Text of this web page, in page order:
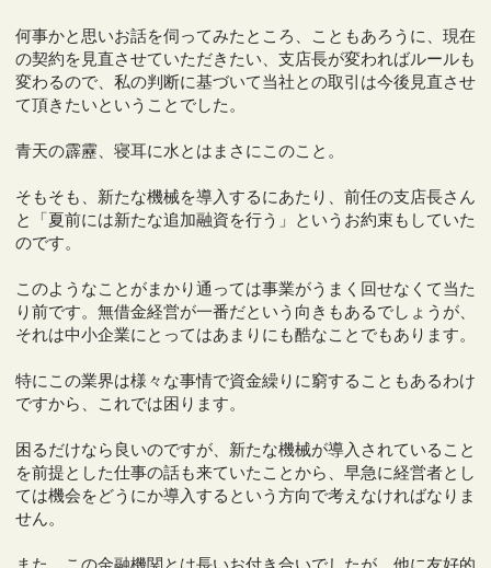
何事かと思いお話を伺ってみたところ、こともあろうに、現在
の契約を見直させていただきたい、支店長が変わればルールも
変わるので、私の判断に基づいて当社との取引は今後見直させ
て頂きたいということでした。
青天の霹靂、寝耳に水とはまさにこのこと。
そもそも、新たな機械を導入するにあたり、前任の支店長さん
と「夏前には新たな追加融資を行う」というお約束もしていた
のです。
このようなことがまかり通っては事業がうまく回せなくて当た
り前です。無借金経営が一番だという向きもあるでしょうが、
それは中小企業にとってはあまりにも酷なことでもあります。
特にこの業界は様々な事情で資金繰りに窮することもあるわけ
ですから、これでは困ります。
困るだけなら良いのですが、新たな機械が導入されていること
を前提とした仕事の話も来ていたことから、早急に経営者とし
ては機会をどうにか導入するという方向で考えなければなりま
せん。
また、この金融機関とは長いお付き合いでしたが、他に友好的